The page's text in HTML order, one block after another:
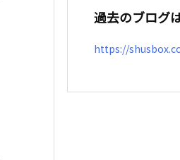
過去のブログ
https://